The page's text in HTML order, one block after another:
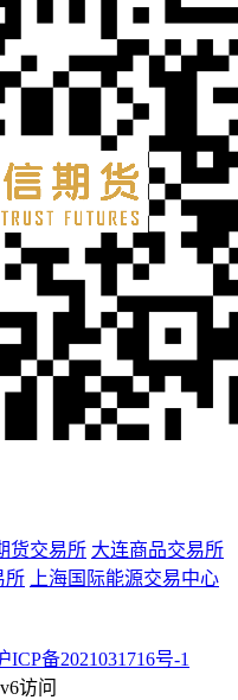
货交易所 大连商品交易所
所 上海国际能源交易中心
ICP备2021031716号-1
访问